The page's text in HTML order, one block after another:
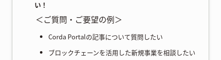
い！
＜ご質問・ご要望の例＞
Corda Portalの記事について質問したい
ブロックチェーンを活用した新規事業を相談したい